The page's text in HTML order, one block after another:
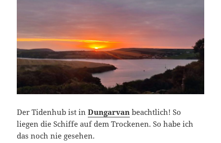
Der Tidenhub ist inDungarvan beachtlich! So
liegen die Schiffe auf dem Trockenen. So habe ich
das noch nie gesehen.